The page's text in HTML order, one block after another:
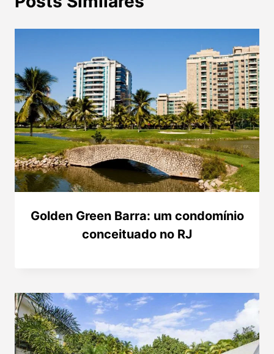
Golden Green Barra: um condomínio
conceituado no RJ